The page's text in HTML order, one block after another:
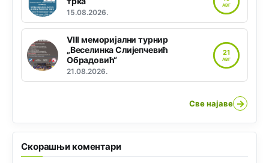
15.08.2026.
АВГ
VIII меморијални турнир
„Веселинка Слијепчевић
Обрадовић“
21.08.2026.
21
АВГ
Све најаве →
Скорашњи коментари